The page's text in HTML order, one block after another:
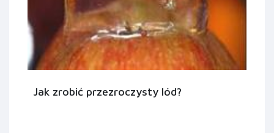
Jak zrobić przezroczysty lód?